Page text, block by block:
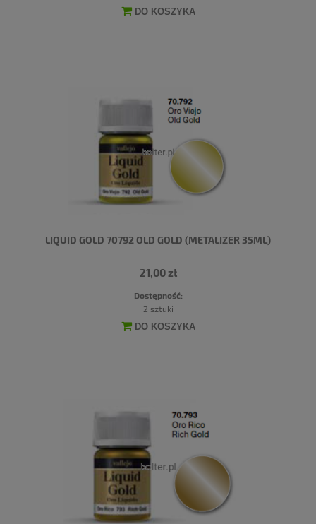
DO KOSZYKA
LIQUID GOLD 70792 OLD GOLD (METALIZER 35ML)
21,00 zł
Dostępność:
2 sztuki
DO KOSZYKA